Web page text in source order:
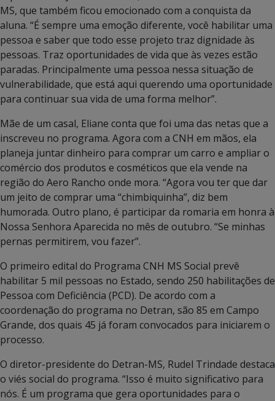
MS, que também ficou emocionado com a conquista da
aluna. “É sempre uma emoção diferente, você habilitar uma
pessoa e saber que todo esse projeto traz dignidade às
pessoas. Traz oportunidades de vida que às vezes estão
paradas. Principalmente uma pessoa nessa situação de
vulnerabilidade, que está aqui querendo uma oportunidade
para continuar sua vida de uma forma melhor”.
Mãe de um casal, Eliane conta que foi uma das netas que a
inscreveu no programa. Agora com a CNH em mãos, ela
planeja juntar dinheiro para comprar um carro e ampliar o
comércio dos produtos e cosméticos que ela vende na
região do Aero Rancho onde mora. “Agora vou ter que dar
um jeito de comprar uma “chimbiquinha”, diz bem
humorada. Outro plano, é participar da romaria em honra à
Nossa Senhora Aparecida no mês de outubro. “Se minhas
pernas permitirem, vou fazer”.
O primeiro edital do Programa CNH MS Social prevê
habilitar 5 mil pessoas no Estado, sendo 250 habilitações de
Pessoa com Deficiência (PCD). De acordo com a
coordenação do programa no Detran, são 85 em Campo
Grande, dos quais 45 já foram convocados para iniciarem o
processo.
O diretor-presidente do Detran-MS, Rudel Trindade destaca
o viés social do programa. “Isso é muito significativo para
nós. É um programa que gera oportunidades para o